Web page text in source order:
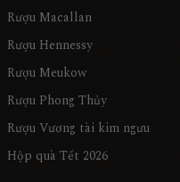
Rượu Macallan
Rượu Hennessy
Rượu Meukow
Rượu Phong Thủy
Rượu Vương tài kim ngưu
Hộp quà Tết 2026